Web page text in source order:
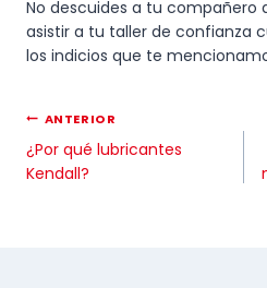
No descuides a tu compañero
asistir a tu taller de confianza
los indicios que te
ANTERIOR
¿Por qué lubricantes
Kendall?